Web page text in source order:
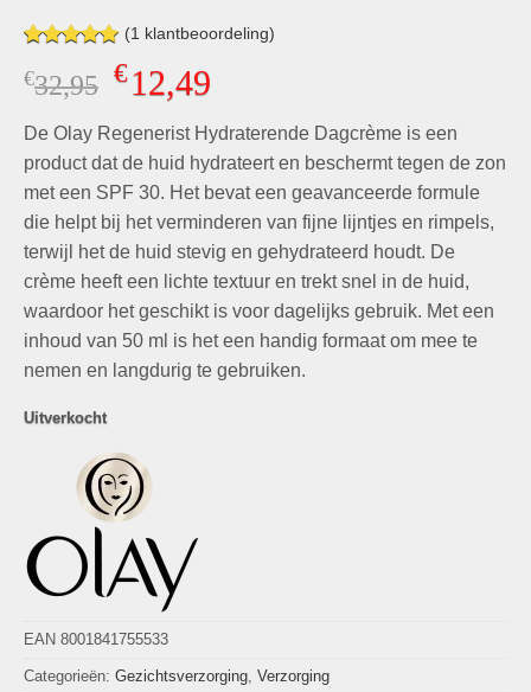
Gewaardeerd
5.00op 5
gebaseerd
waardering
(1 klantbeoordeling)
€32,95 Oorspronkelijke
was:
€32,95.
€12,49Huidige
is:
€12,49.
De Olay Regenerist Hydraterende Dagcrème is een
product dat de huid hydrateert en beschermt tegen de zon
met een SPF 30. Het bevat een geavanceerde formule
die helpt bij het verminderen van fijne lijntjes en rimpels,
terwijl het de huid stevig en gehydrateerd houdt. De
crème heeft een lichte textuur en trekt snel in de huid,
waardoor het geschikt is voor dagelijks gebruik. Met een
inhoud van 50 ml is het een handig formaat om mee te
nemen en langdurig te gebruiken.
Uitverkocht
EAN 8001841755533
Categorieën: Gezichtsverzorging, Verzorging